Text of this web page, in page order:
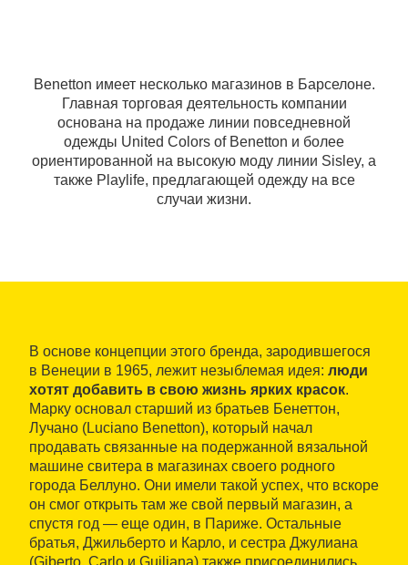
Benetton имеет несколько магазинов в Барселоне.
Главная торговая деятельность компании
основана на продаже линии повседневной
одежды United Colors of Benetton и более
ориентированной на высокую моду линии Sisley, а
также Playlife, предлагающей одежду на все
случаи жизни.
В основе концепции этого бренда, зародившегося
в Венеции в 1965, лежит незыблемая идея: люди
хотят добавить в свою жизнь ярких красок.
Марку основал старший из братьев Бенеттон,
Лучано (Luciano Benetton), который начал
продавать связанные на подержанной вязальной
машине свитера в магазинах своего родного
города Беллуно. Они имели такой успех, что вскоре
он смог открыть там же свой первый магазин, а
спустя год — еще один, в Париже. Остальные
братья, Джильберто и Карло, и сестра Джулиана
(Giberto, Carlo и Guiliana) также присоединились